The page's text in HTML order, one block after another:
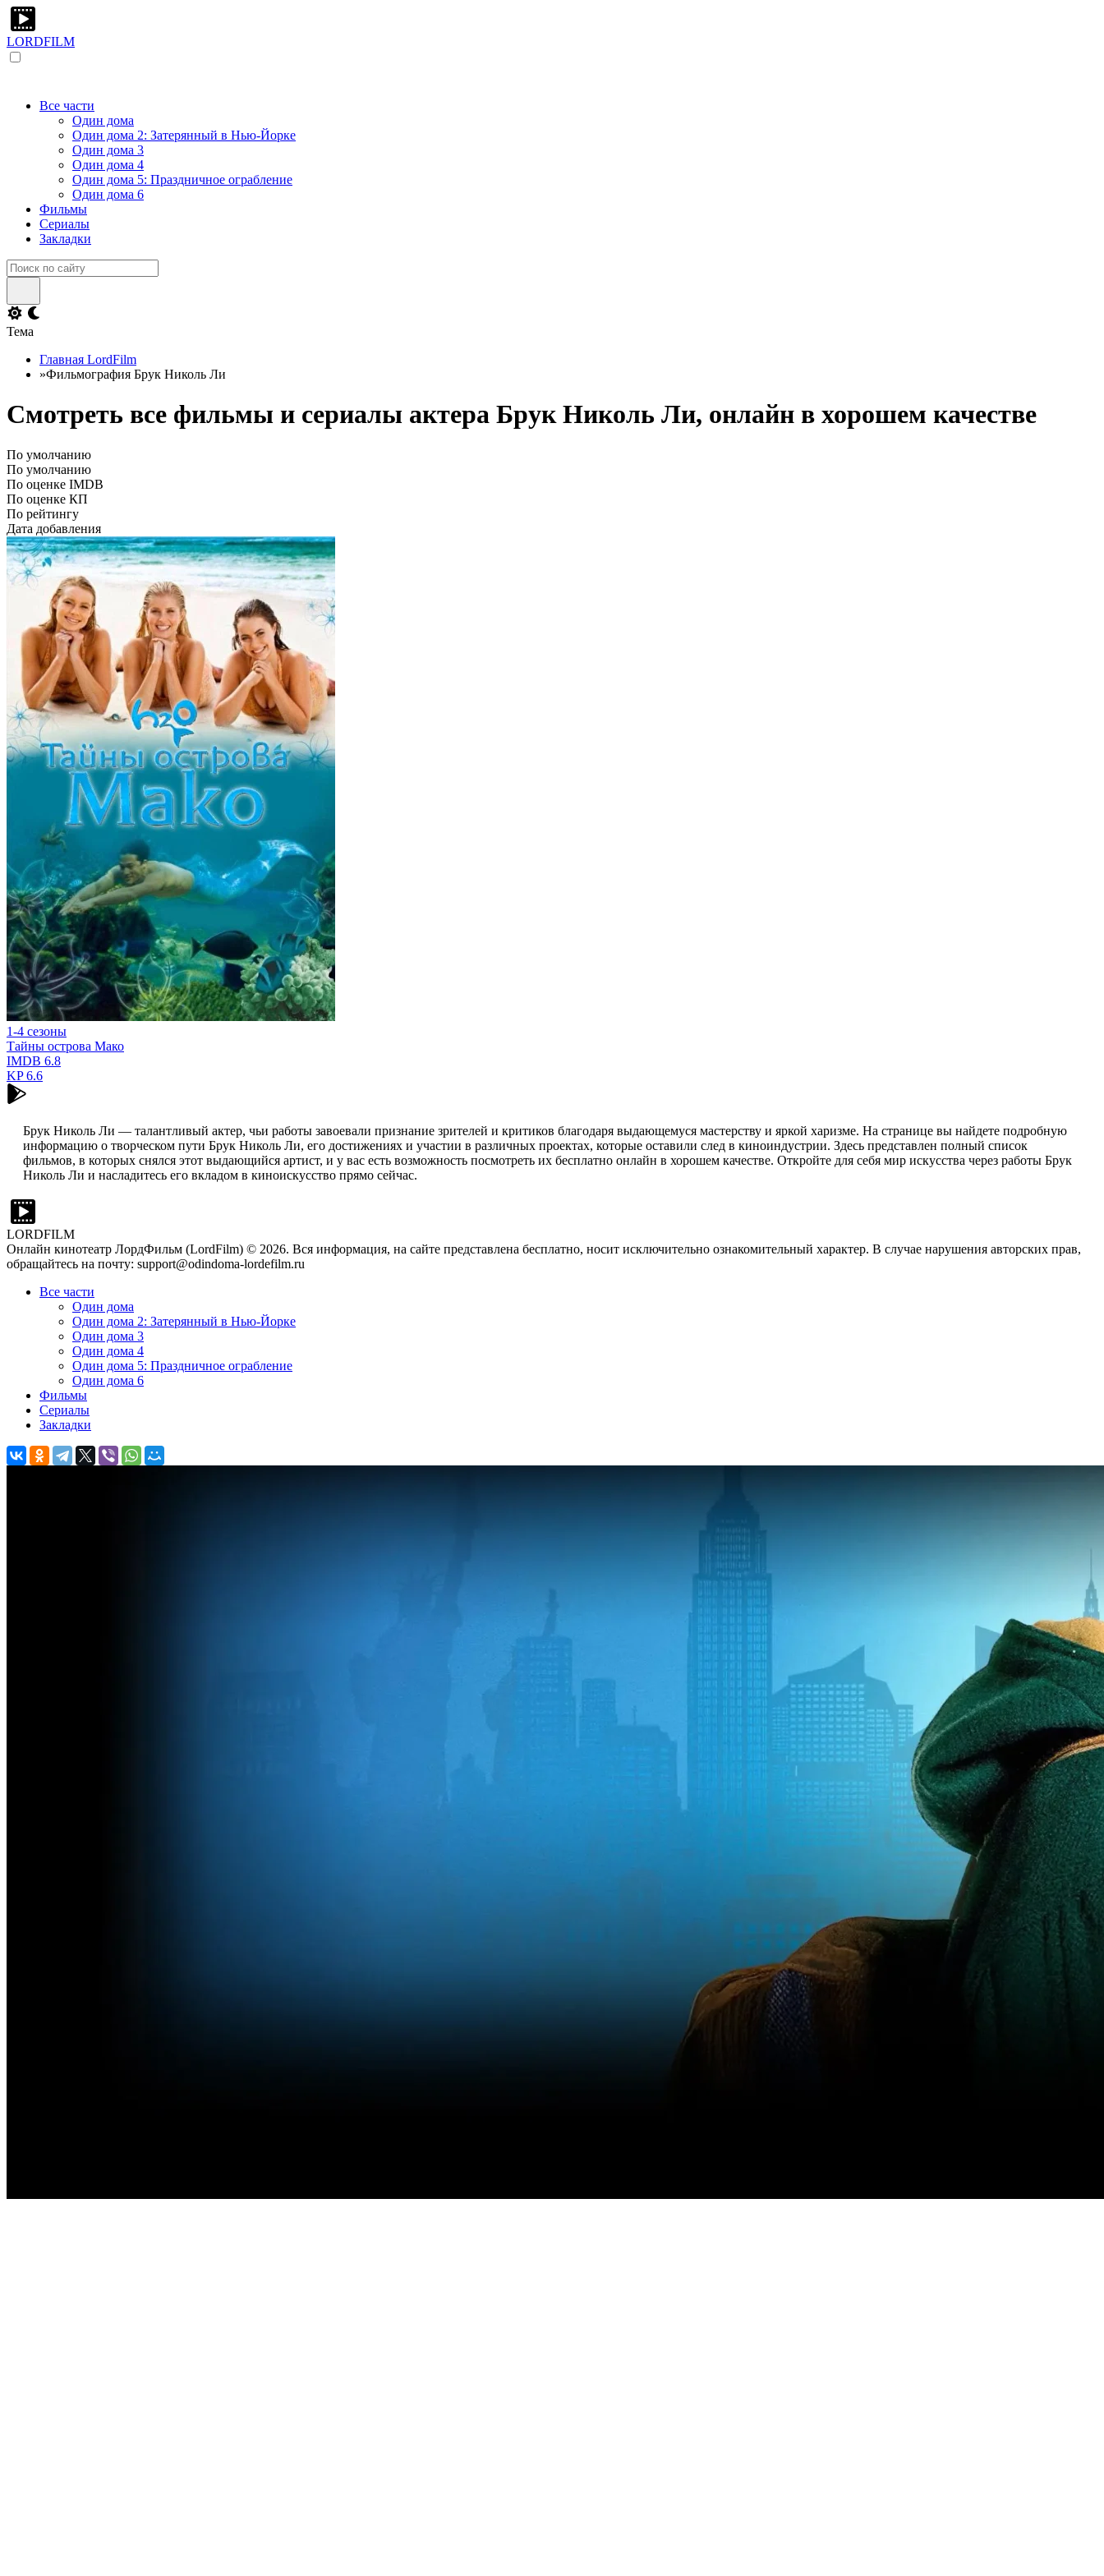
LORDFILM
Все части
Один дома
Один дома 2: Затерянный в Нью-Йорке
Один дома 3
Один дома 4
Один дома 5: Праздничное ограбление
Один дома 6
Фильмы
Сериалы
Закладки
Тема
Главная LordFilm
»Фильмография Брук Николь Ли
Смотреть все фильмы и сериалы актера Брук Николь Ли, онлайн в хорошем качестве
По умолчанию
По умолчанию
По оценке IMDB
По оценке КП
По рейтингу
Дата добавления
1-4 сезоны
Тайны острова Мако
IMDB 6.8
KP6.6
Брук Николь Ли — талантливый актер, чьи работы завоевали признание зрителей и критиков благодаря выдающемуся мастерству и яркой харизме. На странице вы найдете подробную
информацию о творческом пути Брук Николь Ли, его достижениях и участии в различных проектах, которые оставили след в киноиндустрии. Здесь представлен полный список
фильмов, в которых снялся этот выдающийся артист, и у вас есть возможность посмотреть их бесплатно онлайн в хорошем качестве. Откройте для себя мир искусства через работы Брук
Николь Ли и насладитесь его вкладом в киноискусство прямо сейчас.
LORDFILM
Онлайн кинотеатр ЛордФильм (LordFilm) © 2026. Вся информация, на сайте представлена бесплатно, носит исключительно ознакомительный характер. В случае нарушения авторских прав,
обращайтесь на почту: support@odindoma-lordefilm.ru
Все части
Один дома
Один дома 2: Затерянный в Нью-Йорке
Один дома 3
Один дома 4
Один дома 5: Праздничное ограбление
Один дома 6
Фильмы
Сериалы
Закладки